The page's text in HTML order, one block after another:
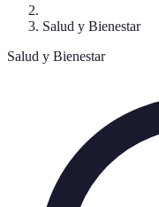
Salud y Bienestar
Salud y Bienestar